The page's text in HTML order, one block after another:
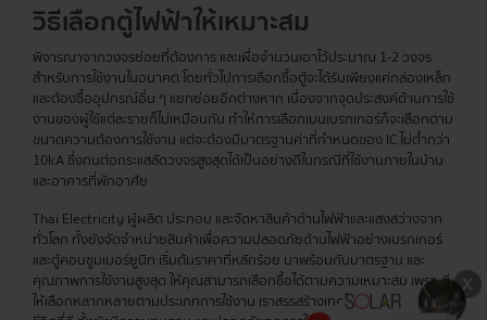
วิธีเลือกตู้ไฟฟ้าให้เหมาะสม
พิจารณาจากวงจรย่อยที่ต้องการ และเผื่อจำนวนเอาไว้ประมาณ 1-2 วงจร
สำหรับการใช้งานในอนาคต โดยทั่วไปการเลือกซื้อตู้จะได้รับเพียงแค่กล่องเหล็ก
และต้องซื้ออุปกรณ์อื่น ๆ แยกย่อยอีกต่างหาก เนื่องจากจุดประสงค์ด้านการใช้
งานของผู้ใช้แต่ละรายก็ไม่เหมือนกัน ทำให้การเลือกเมนเบรกเกอร์ก็จะเลือกตาม
ขนาดความต้องการใช้งาน แต่จะต้องมีมาตรฐานค่าที่กำหนดของ IC ไม่ต่ำกว่า
10kA ซึ่งทนต่อกระแสลัดวงจรสูงสุดได้เป็นอย่างดีในกรณีที่ใช้งานภายในบ้าน
และอาคารที่พักอาศัย
Thai Electricity ผู้ผลิต ประกอบ และจัดหาสินค้าด้านไฟฟ้าและแสงสว่างจาก
ทั่วโลก ทั้งยังจัดจำหน่ายสินค้าเพื่อความปลอดภัยด้านไฟฟ้าอย่างเบรกเกอร์
และตู้คอนซูมเมอร์ยูนิท เริ่มต้นราคาที่หลักร้อย มาพร้อมกับมาตรฐาน และ
คุณภาพการใช้งานสูงสุด ให้คุณสามารถเลือกซื้อได้ตามความเหมาะสม เพราะมี
ให้เลือกหลากหลายตามประเภทการใช้งาน เราสรรสร้างเทคโนโลยีเพื่อคุณภาพ